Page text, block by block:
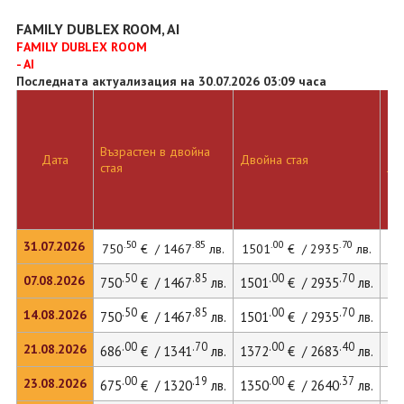
FAMILY DUBLEX ROOM, AI
FAMILY DUBLEX ROOM
- AI
Последната актуализация на 30.07.2026 03:09 часа
Дата
31.07.2026
07.08.2026
14.08.2026
21.08.2026
23.08.2026
Възрастен в двойна
стая
Двойна стая
750.50 € / 1467.85 лв. 1501.00 € / 2935.70 лв.
750.50€ / 1467.85 лв. 1501.00€ / 2935.70лв.
750.50€ / 1467.85 лв. 1501.00€ / 2935.70лв.
686.00€ / 1341.70лв. 1372.00€ / 2683.40лв.
675.00€ / 1320.19 лв. 1350.00€ / 2640.37 лв.